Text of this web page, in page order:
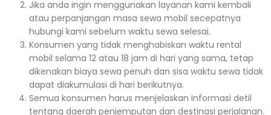
Jika anda ingin menggunakan layanan kami kembali
atau perpanjangan masa sewa mobil secepatnya
hubungi kami sebelum waktu sewa selesai.
Konsumen yang tidak menghabiskan waktu rental
mobil selama 12 atau 18 jam di hari yang sama, tetap
dikenakan biaya sewa penuh dan sisa waktu sewa tidak
dapat diakumulasi di hari berikutnya.
Semua konsumen harus menjelaskan informasi detil
tentang daerah penjemputan dan destinasi perjalanan.